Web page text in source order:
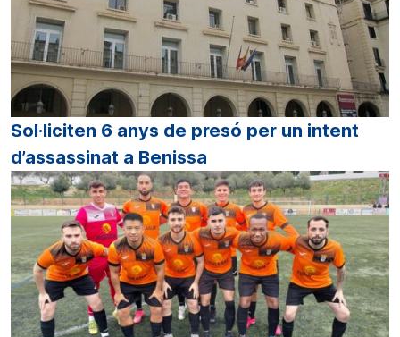
Sol·liciten 6 anys de presó per un intent
d’assassinat a Benissa